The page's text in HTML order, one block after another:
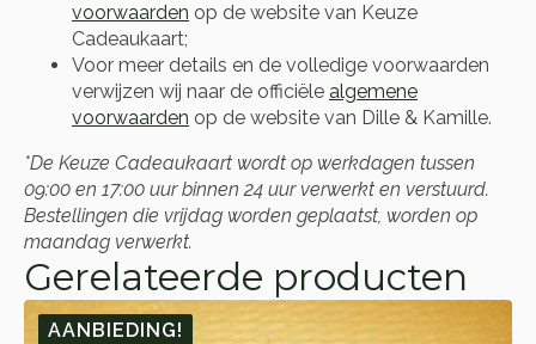
voorwaarden op de website van Keuze
Cadeaukaart;
Voor meer details en de volledige voorwaarden
verwijzen wij naar de officiële algemene
voorwaarden op de website van Dille & Kamille.
*De Keuze Cadeaukaart wordt op werkdagen tussen
09:00 en 17:00 uur binnen 24 uur verwerkt en verstuurd.
Bestellingen die vrijdag worden geplaatst, worden op
maandag verwerkt.
Gerelateerde producten
AANBIEDING!